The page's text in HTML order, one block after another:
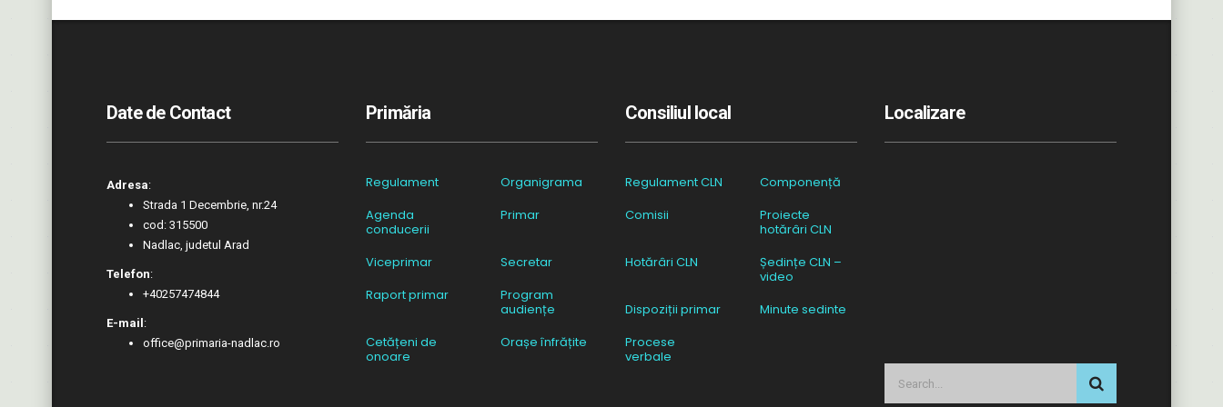
Date de Contact
Adresa:
Strada 1 Decembrie, nr.24
cod: 315500
Nadlac, judetul Arad
Telefon:
+40257474844
E-mail :
office@primaria-nadlac.ro
Primăria
Regulament
Organigrama
Agenda
conducerii
Primar
Viceprimar
Secretar
Raport primar
Program
audiențe
Cetățeni de
onoare
Orașe înfrățite
Consiliul local
Regulament CLN
Componență
Comisii
Proiecte
hotărâri CLN
Hotărâri CLN
Ședințe CLN –
video
Dispoziții primar
Minute sedinte
Procese
verbale
Localizare